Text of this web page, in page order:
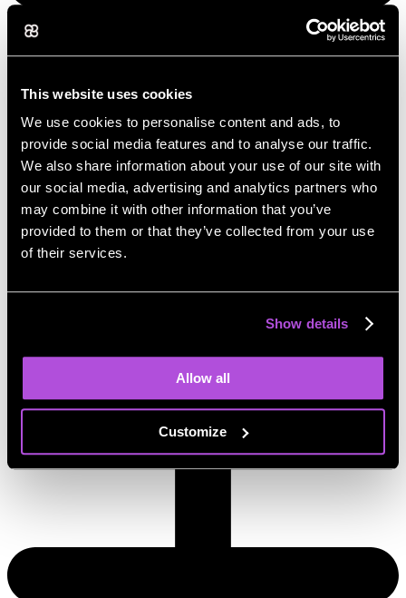
This website uses cookies
We use cookies to personalise content and ads, to
provide social media features and to analyse our traffic.
We also share information about your use of our site with
our social media, advertising and analytics partners who
may combine it with other information that you’ve
provided to them or that they’ve collected from your use
of their services.
Show details
Allow all
Customize
Met AI Chat Pro kun je:
Je repetitieve taken moeiteloos automatiseren.
Je productiviteit flink verhogen.
Je kosten voor menselijke ondersteuning verlagen.